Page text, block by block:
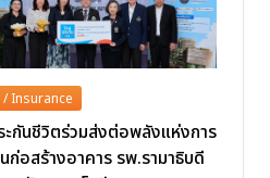
/ Insurance
ะกันชีวิตร่วมส่งต่อพลังแห่งการ
ก่อสร้างอาคาร รพ.รามาธิบดี